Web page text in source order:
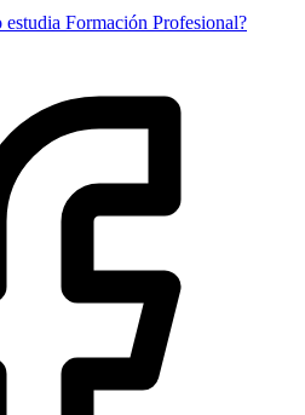
Formación Profesional?